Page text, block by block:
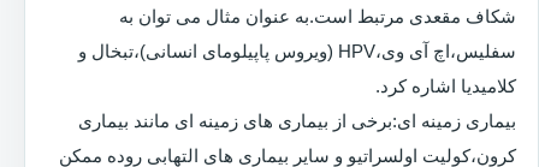
شکاف مقعدی مرتبط است.به عنوان مثال می توان به
سفلیس،اچ آی وی،HPV (ویروس پاپیلومای انسانی)،تبخال و
کلامیدیا اشاره کرد.
بیماری زمینه ای:برخی از بیماری های زمینه ای مانند بیماری
کرون،کولیت اولسراتیو و سایر بیماری های التهابی روده ممکن